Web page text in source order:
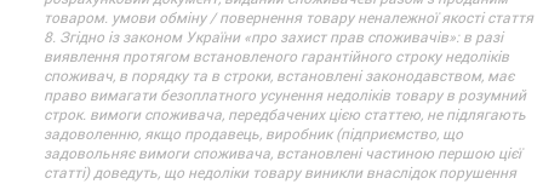
товаром. умови обміну / повернення товару неналежної якості стаття
8. Згідно із законом України «про захист прав споживачів»: в разі
виявлення протягом встановленого гарантійного строку недоліків
споживач, в порядку та в строки, встановлені законодавством, має
право вимагати безоплатного усунення недоліків товару в розумний
строк. вимоги споживача, передбачених цією статтею, не підлягають
задоволенню, якщо продавець, виробник (підприємство, що
задовольняє вимоги споживача, встановлені частиною першою цієї
статті) доведуть, що недоліки товару виникли внаслідок порушення